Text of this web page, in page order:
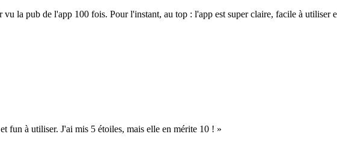
la pub de l'app 100 fois. Pour l'instant, au top : l'app est super claire, facile à utiliser
fun à utiliser. J'ai mis 5 étoiles, mais elle en mérite 10 ! »